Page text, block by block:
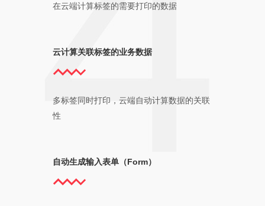
在云端计算标签的需要打印的数据
云计算关联标签的业务数据
多标签同时打印，云端自动计算数据的关联
性
自动生成输入表单（Form）